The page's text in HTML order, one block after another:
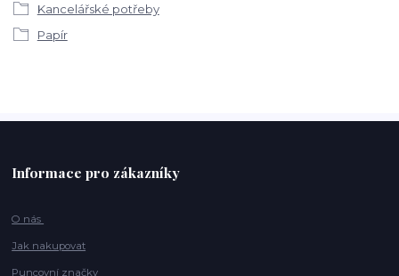
Kancelářské potřeby
Papír
Informace pro zákazníky
O nás
Jak nakupovat
Puncovní značky